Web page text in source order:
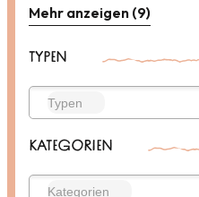
Mehr anzeigen (9)
TYPEN
KATEGORIEN